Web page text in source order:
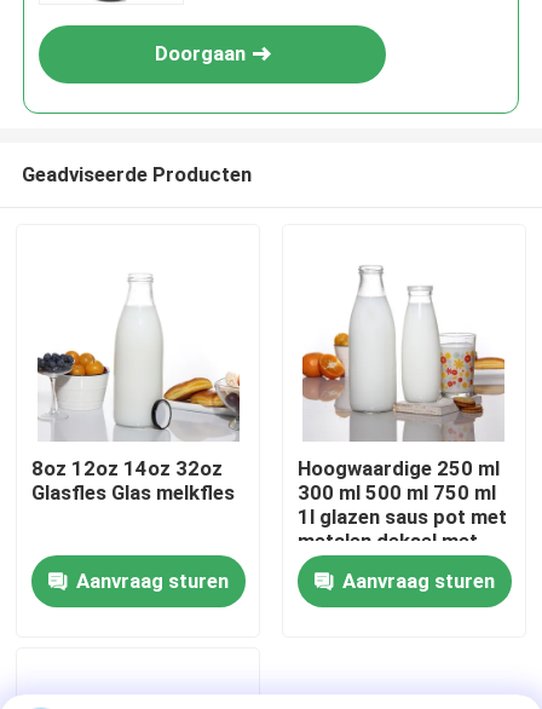
Over ons
Doorgaan
Geadviseerde Producten
8oz 12oz 14oz 32oz
Glasfles Glas melkfles
Aanvraag sturen
Hoogwaardige 250 ml
300 ml 500 ml 750 ml
1l glazen saus pot met
metalen deksel met
plastic deksel
Aanvraag sturen